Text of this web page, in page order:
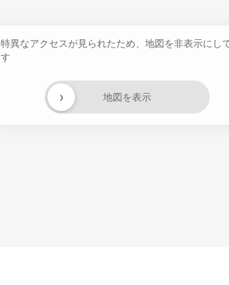
特異なアクセスが見られたため、地図を非表示にし
す
地図を表示
›